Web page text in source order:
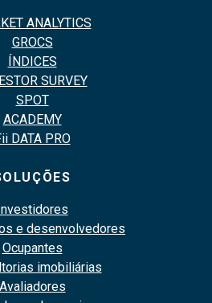
ANALYTICS
GROCS
ÍNDICES
SURVEY
SPOT
ACADEMY
DATA PRO
e desenvolvedores
Ocupantes
imobiliárias
Avaliadores